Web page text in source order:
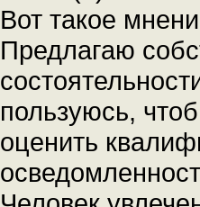
Вот такое
Предлагаю
пользуюсь,
оценить